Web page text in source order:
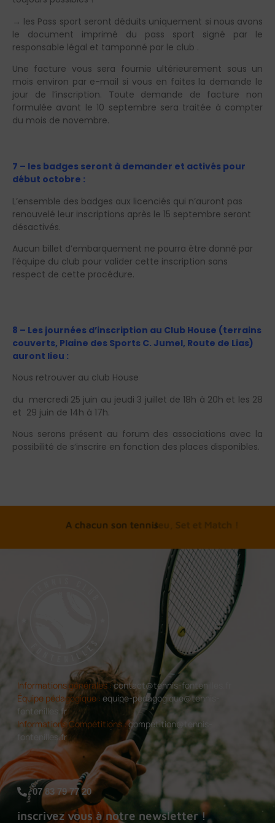
→ les Pass sport seront déduits uniquement si nous avons
le document imprimé du pass sport signé par le
responsable légal et tamponné par le club .
Une facture vous sera fournie ultérieurement sous un
mois environ par e-mail si vous en faites la demande le
jour de l’inscription. Toute demande de facture non
formulée avant le 10 septembre sera traitée à compter
du mois de novembre.
7 – les badges seront à demander et activés pour
début octobre :
L’ensemble des badges aux licenciés qui n’auront pas
renouvelé leur inscriptions après le 15 septembre seront
désactivés.
Aucun billet d’embarquement ne pourra être donné par
l’équipe du club pour valider cette inscription sans
respect de cette procédure.
8 – Les journées d’inscription au Club House (terrains
couverts, Plaine des Sports C. Jumel, Route de Lias)
auront lieu :
Nous retrouver au club House
du mercredi 25 juin au jeudi 3 juillet de 18h à 20h et les 28
et 29 juin de 14h à 17h.
Nous serons présent au forum des associations avec la
possibilité de s’inscrire en fonction des places disponibles.
A chacun son tennis
Informations générales :contact@tennis-fontenilles.fr
Équipe pédagogique : equipe-pedagogique@tennis-
fontenilles.fr
Informations Compétitions :competition@tennis-
fontenilles.fr
07 83 79 77 20
inscrivez vous à notre newsletter !